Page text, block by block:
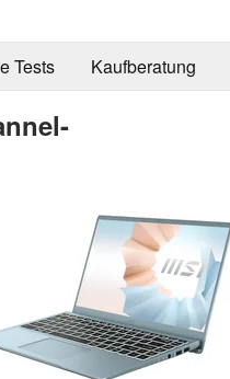
Tests Kaufberatung